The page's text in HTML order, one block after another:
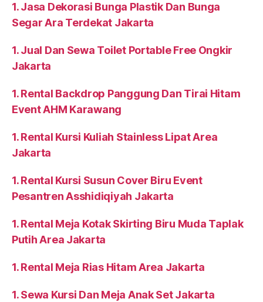
1. Jasa Dekorasi Bunga Plastik Dan Bunga
Segar Ara Terdekat Jakarta
1. Jual Dan Sewa Toilet Portable Free Ongkir
Jakarta
1. Rental Backdrop Panggung Dan Tirai Hitam
Event AHM Karawang
1. Rental Kursi Kuliah Stainless Lipat Area
Jakarta
1. Rental Kursi Susun Cover Biru Event
Pesantren Asshidiqiyah Jakarta
1. Rental Meja Kotak Skirting Biru Muda Taplak
Putih Area Jakarta
1. Rental Meja Rias Hitam Area Jakarta
1. Sewa Kursi Dan Meja Anak Set Jakarta